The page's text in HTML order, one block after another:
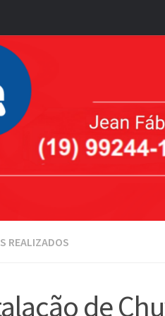
REALIZADOS
de